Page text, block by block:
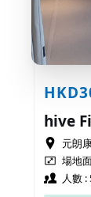
hive
元朗
場地
人數 :